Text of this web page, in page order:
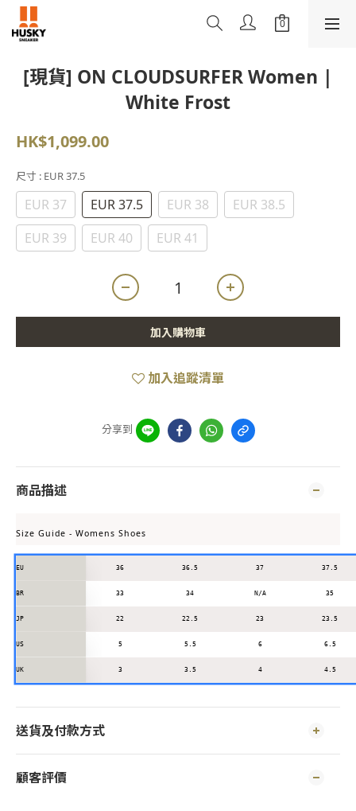
[現貨] ON CLOUDSURFER Women |
White Frost
HK$1,099.00
尺寸 : EUR 37.5
EUR 37 EUR 37.5 EUR 38
EUR 38.5
EUR 39
EUR 40 EUR 41
加入購物車
加入追蹤清單
分享到
商品描述
Size Guide - Womens Shoes
EU 36 36.5 37 37.5
BR 33 34 N/A 35
JP 22 22.5 23 23.5
US 5 5.5 6 6.5
UK 3 3.5 4 4.5
送貨及付款方式
顧客評價